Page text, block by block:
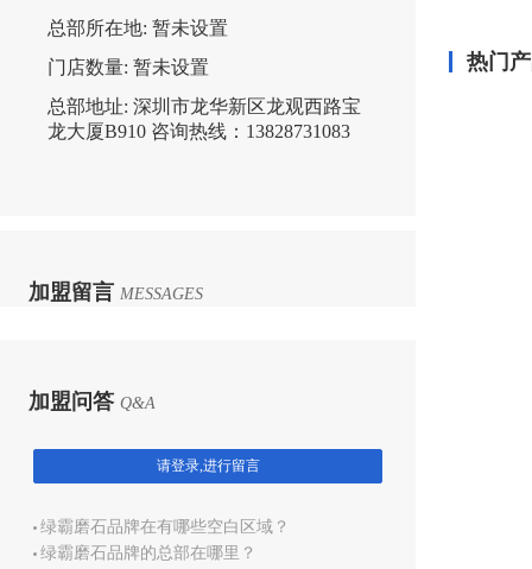
总部所在地: 暂未设置
门店数量: 暂未设置
总部地址: 深圳市龙华新区龙观西路宝
龙大厦B910 咨询热线：13828731083
加盟留言 MESSAGES
加盟问答 Q&A
请登录,进行留言
绿霸磨石品牌在有哪些空白区域？
绿霸磨石品牌的总部在哪里？
热门